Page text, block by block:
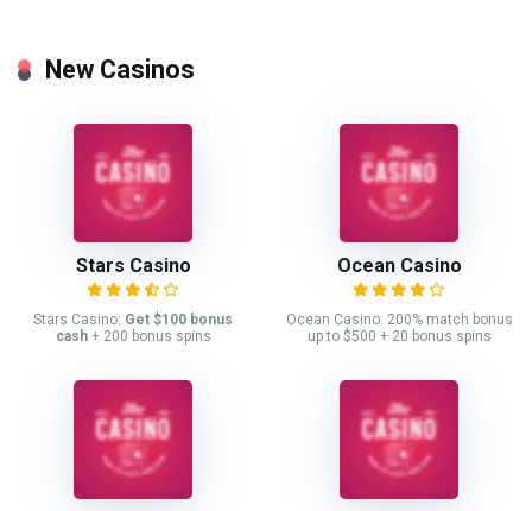
New Casinos
Stars Casino
Stars Casino: Get $100 bonus
cash+ 200 bonus spins
Ocean Casino
Ocean Casino: 200% match bonus
up to $500 + 20 bonus spins